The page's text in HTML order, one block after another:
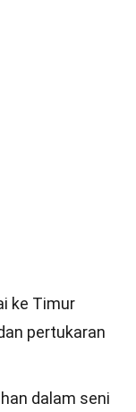
ke Timur
pertukaran
dalam seni